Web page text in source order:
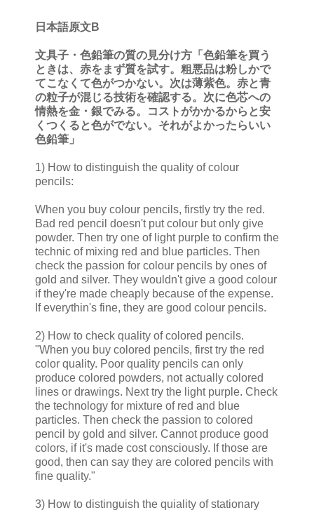
日本語原文B
文具子・色鉛筆の質の見分け方「色鉛筆を買う
ときは、赤をまず質を試す。粗悪品は粉しかで
てこなくて色がつかない。次は薄紫色。赤と青
の粒子が混じる技術を確認する。次に色芯への
情熱を金・銀でみる。コストがかかるからと安
くつくると色がでない。それがよかったらいい
色鉛筆」
1) How to distinguish the quality of colour
pencils:
When you buy colour pencils, firstly try the red.
Bad red pencil doesn't put colour but only give
powder. Then try one of light purple to confirm the
technic of mixing red and blue particles. Then
check the passion for colour pencils by ones of
gold and silver. They wouldn't give a good colour
if they're made cheaply because of the expense.
If everythin's fine, they are good colour pencils.
2) How to check quality of colored pencils.
"When you buy colored pencils, first try the red
color quality. Poor quality pencils can only
produce colored powders, not actually colored
lines or drawings. Next try the light purple. Check
the technology for mixture of red and blue
particles. Then check the passion to colored
pencil by gold and silver. Cannot produce good
colors, if it's made cost consciously. If those are
good, then can say they are colored pencils with
fine quality."
3) How to distinguish the quiality of stationary